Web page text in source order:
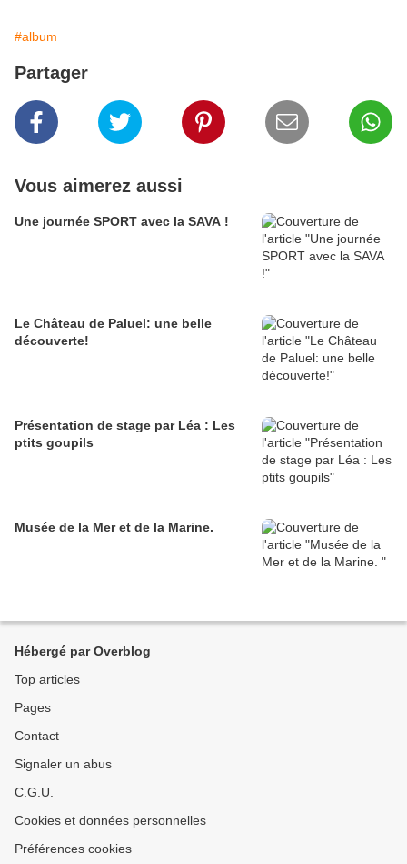
#album
Partager
Vous aimerez aussi
Une journée SPORT avec la SAVA !
Le Château de Paluel: une belle
découverte!
Présentation de stage par Léa : Les
ptits goupils
Musée de la Mer et de la Marine.
Hébergé par Overblog
Top articles
Pages
Contact
Signaler un abus
C.G.U.
Cookies et données personnelles
Préférences cookies